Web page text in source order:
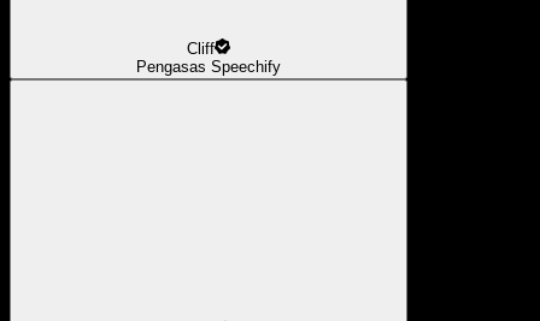
Cliff
Pengasas Speechify